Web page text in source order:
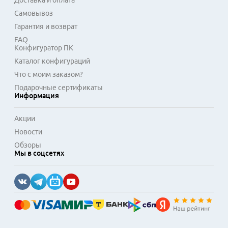
Самовывоз
Гарантия и возврат
FAQ
Конфигуратор ПК
Каталог конфигураций
Что с моим заказом?
Подарочные сертификаты
Информация
Акции
Новости
Обзоры
Мы в соцсетях